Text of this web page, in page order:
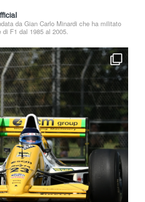
da Gian Carlo Minardi che ha militato
di F1 dal 1985 al 2005.